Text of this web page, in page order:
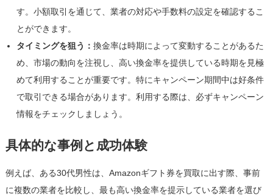
す。小額取引を通じて、業者の対応や手数料の設定を確認するこ
とができます。
タイミングを狙う：換金率は時期によって変動することがあるた
め、市場の動向を注視し、高い換金率を提供している時期を見極
めて利用することが重要です。特にキャンペーン期間中は好条件
で取引できる場合があります。利用する際は、必ずキャンペーン
情報をチェックしましょう。
具体的な事例と成功体験
例えば、ある30代男性は、Amazonギフト券を買取に出す際、事前
に複数の業者を比較し、最も高い換金率を提示している業者を選び